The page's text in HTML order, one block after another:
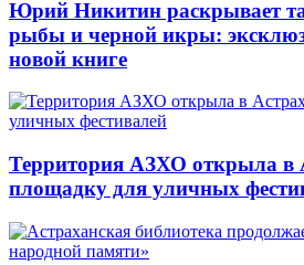
Юрий Никитин раскрывает
рыбы и черной икры:
новой книге
Территория АЗХО открыла в
площадку для уличных